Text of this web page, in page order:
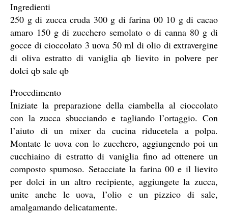
Ingredienti
250 g di zucca cruda 300 g di farina 00 10 g di cacao
amaro 150 g di zucchero semolato o di canna 80 g di
gocce di cioccolato 3 uova 50 ml di olio di extravergine
di oliva estratto di vaniglia qb lievito in polvere per
dolci qb sale qb
Procedimento
Iniziate la preparazione della ciambella al cioccolato
con la zucca sbucciando e tagliando l’ortaggio. Con
l’aiuto di un mixer da cucina riducetela a polpa.
Montate le uova con lo zucchero, aggiungendo poi un
cucchiaino di estratto di vaniglia fino ad ottenere un
composto spumoso. Setacciate la farina 00 e il lievito
per dolci in un altro recipiente, aggiungete la zucca,
unite anche le uova, l’olio e un pizzico di sale,
amalgamando delicatamente.